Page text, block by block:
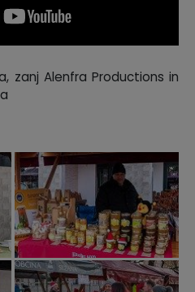
zanj Alenfra Productions in